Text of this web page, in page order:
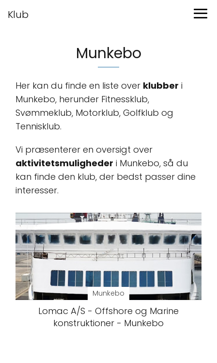
Klub
Munkebo
Her kan du finde en liste over klubber i
Munkebo, herunder Fitnessklub,
Svømmeklub, Motorklub, Golfklub og
Tennisklub.
Vi præsenterer en oversigt over
aktivitetsmuligheder i Munkebo, så du
kan finde den klub, der bedst passer dine
interesser.
Munkebo
Lomac A/S - Offshore og Marine
konstruktioner - Munkebo